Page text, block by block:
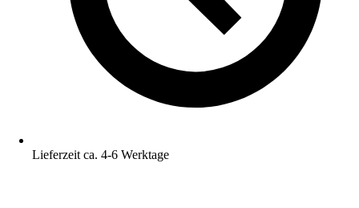
Lieferzeit ca. 4-6 Werktage